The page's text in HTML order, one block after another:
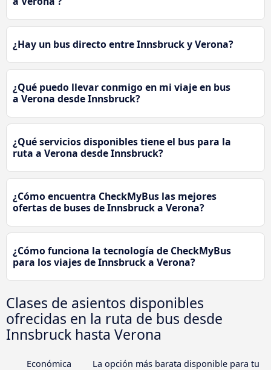
¿Hay un bus directo entre Innsbruck y Verona?
¿Qué puedo llevar conmigo en mi viaje en bus
a Verona desde Innsbruck?
¿Qué servicios disponibles tiene el bus para la
ruta a Verona desde Innsbruck?
¿Cómo encuentra CheckMyBus las mejores
ofertas de buses de Innsbruck a Verona?
¿Cómo funciona la tecnología de CheckMyBus
para los viajes de Innsbruck a Verona?
Clases de asientos disponibles
ofrecidas en la ruta de bus desde
Innsbruck hasta Verona
Económica
La opción más barata disponible para tu